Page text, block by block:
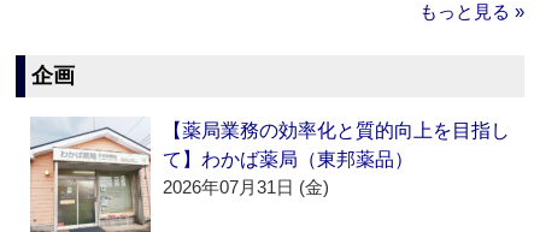
もっと見る »
企画
【薬局業務の効率化と質的向上を目指し
て】わかば薬局（東邦薬品）
2026年07月31日 (金)